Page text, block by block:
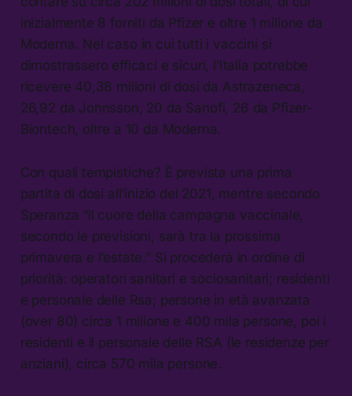
inizialmente 8 forniti da Pfizer e oltre 1 milione da
Moderna. Nel caso in cui tutti i vaccini si
dimostrassero efficaci e sicuri, l’Italia potrebbe
ricevere 40,38 milioni di dosi da Astrazeneca,
26,92 da Johnsson, 20 da Sanofi, 26 da Pfizer-
Biontech, oltre a 10 da Moderna.
Con quali tempistiche? È prevista una prima
partita di dosi all’inizio del 2021, mentre secondo
Speranza “il cuore della campagna vaccinale,
secondo le previsioni, sarà tra la prossima
primavera e l’estate.” Si procederà in ordine di
priorità: operatori sanitari e sociosanitari; residenti
e personale delle Rsa; persone in età avanzata
(over 80) circa 1 milione e 400 mila persone, poi i
residenti e il personale delle RSA (le residenze per
anziani), circa 570 mila persone.